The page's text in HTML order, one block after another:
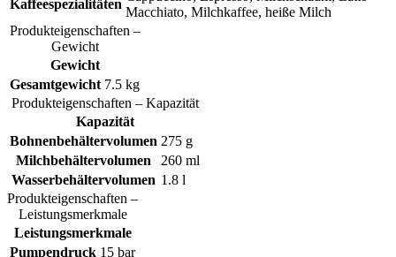
Kaffeespezialitäten
Macchiato, Milchkaffee, heiße Milch
Produkteigenschaften –
Gewicht
Gewicht
Gesamtgewicht 7.5 kg
Produkteigenschaften – Kapazität
Kapazität
Bohnenbehältervolumen 275 g
Milchbehältervolumen
260 ml
Wasserbehältervolumen 1.8 l
Produkteigenschaften –
Leistungsmerkmale
Leistungsmerkmale
Pumpendruck 15 bar